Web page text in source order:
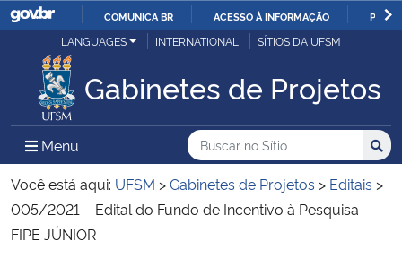
IR
O
COMUNICA BR ACESSO À INFORMAÇÃO
Ministério da Justiça e Segurança Pública
Ministério da Defesa
Ministério das Relações Exteriores
Ministério da Economia
LANGUAGES INTERNATIONAL SÍTIOS DA UFSM
Gabinetes de Projetos
Menu Menu Principal do Sítio
Busca
Buscar no no Sítio
Busca:
Você está aqui: UFSM >Gabinetes de Projetos > Editais >
005/2021 – Edital do Fundo de Incentivo à Pesquisa –
FIPE JÚNIOR